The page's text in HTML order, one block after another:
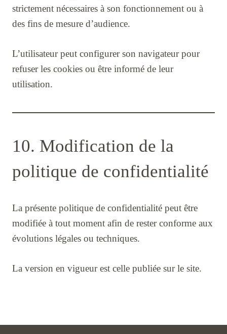
strictement nécessaires à son fonctionnement ou à
des fins de mesure d’audience.
L’utilisateur peut configurer son navigateur pour
refuser les cookies ou être informé de leur
utilisation.
10. Modification de la
politique de confidentialité
La présente politique de confidentialité peut être
modifiée à tout moment afin de rester conforme aux
évolutions légales ou techniques.
La version en vigueur est celle publiée sur le site.